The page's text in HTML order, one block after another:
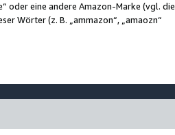
oder eine andere Amazon-Marke (vgl. die
Wörter (z. B. „ammazon“, „amaozn“